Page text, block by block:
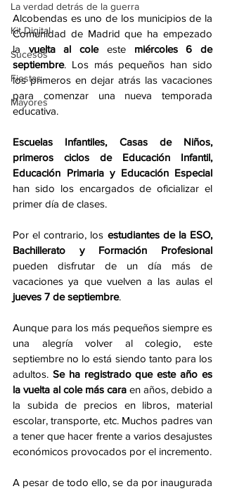
La verdad detrás de la guerra
Kit Digital
Sucesos
Fiestas
Mayores
Alcobendas es uno de los municipios de la
Comunidad de Madrid que ha empezado
la vuelta al cole este miércoles 6 de
septiembre. Los más pequeños han sido
los primeros en dejar atrás las vacaciones
para comenzar una nueva temporada
educativa.
Escuelas Infantiles, Casas de Niños,
primeros ciclos de Educación Infantil,
Educación Primaria y Educación Especial
han sido los encargados de oficializar el
primer día de clases.
Por el contrario, los estudiantes de la ESO,
Bachillerato y Formación Profesional
pueden disfrutar de un día más de
jueves 7 de septiembre.
Aunque para los más pequeños siempre es
una alegría volver al colegio, este
septiembre no lo está siendo tanto para los
adultos. Se ha registrado que este año es
la vuelta al cole más cara en años, debido a
la subida de precios en libros, material
escolar, transporte, etc. Muchos padres van
a tener que hacer frente a varios desajustes
A pesar de todo ello, se da por inaugurada